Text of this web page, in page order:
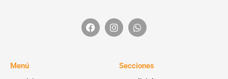
Menú Secciones